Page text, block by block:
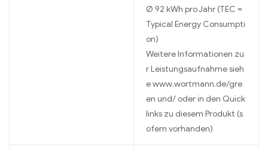
Ø 92 kWh pro Jahr (TEC =
Typical Energy Consumpti
on)
Weitere Informationen zu
r Leistungsaufnahme sieh
e www.wortmann.de/gre
en und/ oder in den Quick
links zu diesem Produkt (s
ofern vorhanden)